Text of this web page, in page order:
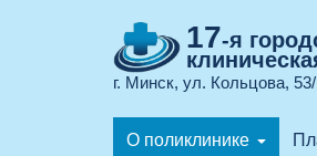
17-я
г. Минск, ул. Кольцова, 53/
О поликлинике